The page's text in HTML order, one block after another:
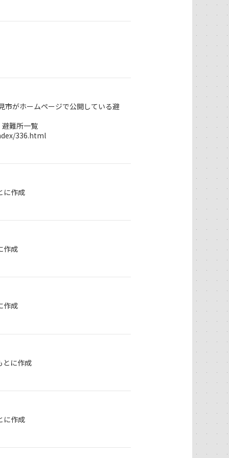
市がホームページで公開している避
難所一覧
336.html
に作成
作成
作成
とに作成
に作成